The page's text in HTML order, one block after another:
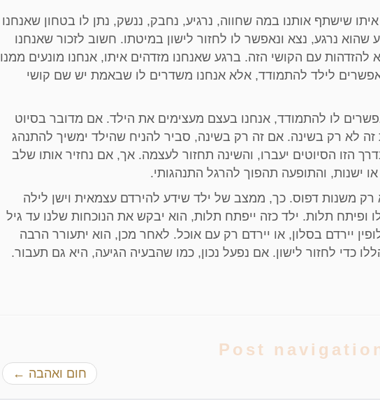
שישתף אותנו במה שחווה, נרגיע, נחבק, ננשק, נתן לו בטחון שאנחנו
נרגע, נצא ונאפשר לו לחזור לישון במיטתו. חשוב לזכור שאנחנו
עם הקושי הזה. ברגע שאנחנו מזדהים איתו, אנחנו מונעים ממנו
לילד להתמודד, אלא אנחנו משדרים לו שבאמת יש שם קושי
לו להתמודד, אנחנו בעצם מעצימים את הילד. אם מדובר בסיוט
לא רק בשינה. אם זה רק בשינה, סביר להניח שהילד ימשיך להתנהג
הזו הסיוטים יעברו, והשינה תחזור לעצמה. אך, אם נחזיר אותו שלב
ישנות, והתופעה תהפוך להרגל התנהגותי.
משנות דפוס. כך, ממצב של ילד שידע להירדם עצמאית וישן לילה
ופיתח תלות. ילד כזה ייפתח תלות, הוא יבקש את הנוכחות שלנו עד גיל
יירדם בסלון, או יירדם רק עם אוכל. לאחר מכן, הוא יתעורר הרבה
כדי לחזור לישון. אם נפעל נכון, כמו שהבעיה הגיעה, היא גם תעבור.
Post
חום ואהבה ←